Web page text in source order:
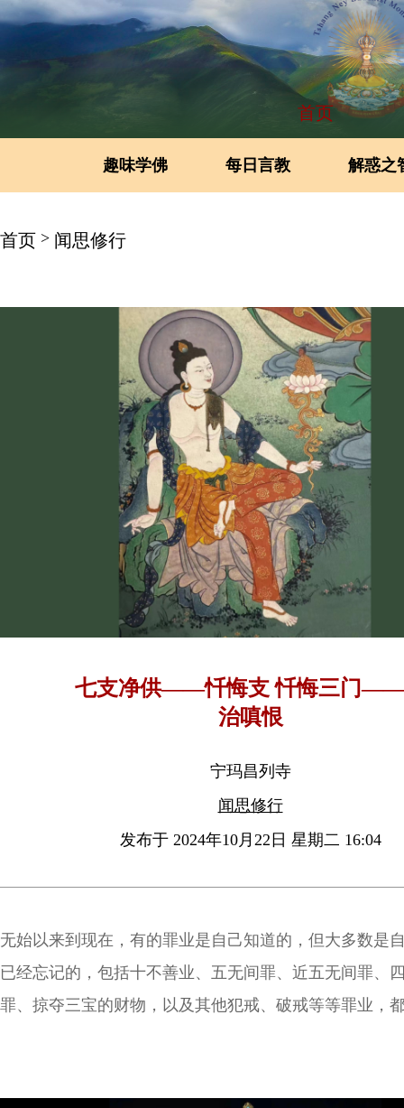
首页
趣味学佛 每日言教 解惑之
首页 > 闻思修行
七支净供——忏悔支 忏悔三门
治嗔恨
宁玛昌列寺
闻思修行
发布于 2024年10月22日 星期二 16:04
无始以来到现在，有的罪业是自己知道的，但大多数是
已经忘记的，包括十不善业、五无间罪、近五无间罪、
罪、掠夺三宝的财物，以及其他犯戒、破戒等等罪业，